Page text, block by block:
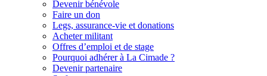
Devenir bénévole
Faire un don
Legs, assurance-vie et donations
Acheter militant
Offres d’emploi et de stage
Pourquoi adhérer à La Cimade ?
Devenir partenaire